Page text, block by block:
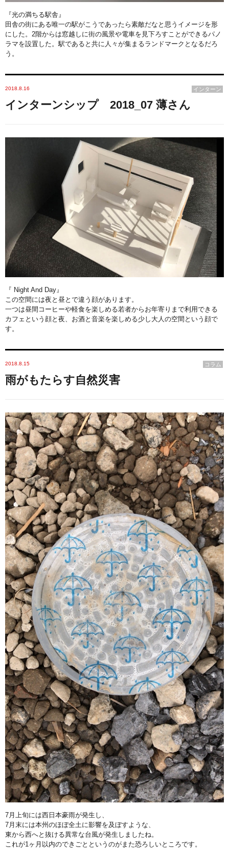
『光の満ちる駅舎』
田舎の街にある唯一の駅がこうであったら素敵だなと思うイメージを形
にした。 2階からは窓越しに街の風景や電車を見下ろすことができるパノ
ラマを設置した。駅であると共に人々が集まるランドマークとなるだろ
う。
2018.8.16 インターン
インターンシップ 2018_07 薄さん
『 Night And Day』
この空間には夜と昼とで違う顔があります。
一つは昼間コーヒーや軽食を楽しめる若者からお年寄りまで利用できる
カフェという顔と夜、お酒と音楽を楽しめる少し大人の空間という顔で
す。
2018.8.15 コラム
雨がもたらす自然災害
7月上旬には西日本豪雨が発生し、
7月末には本州のほぼ全土に影響を及ぼすような、
東から西へと抜ける異常な台風が発生しましたね。
これが1ヶ月以内のできごとというのがまた恐ろしいところです。